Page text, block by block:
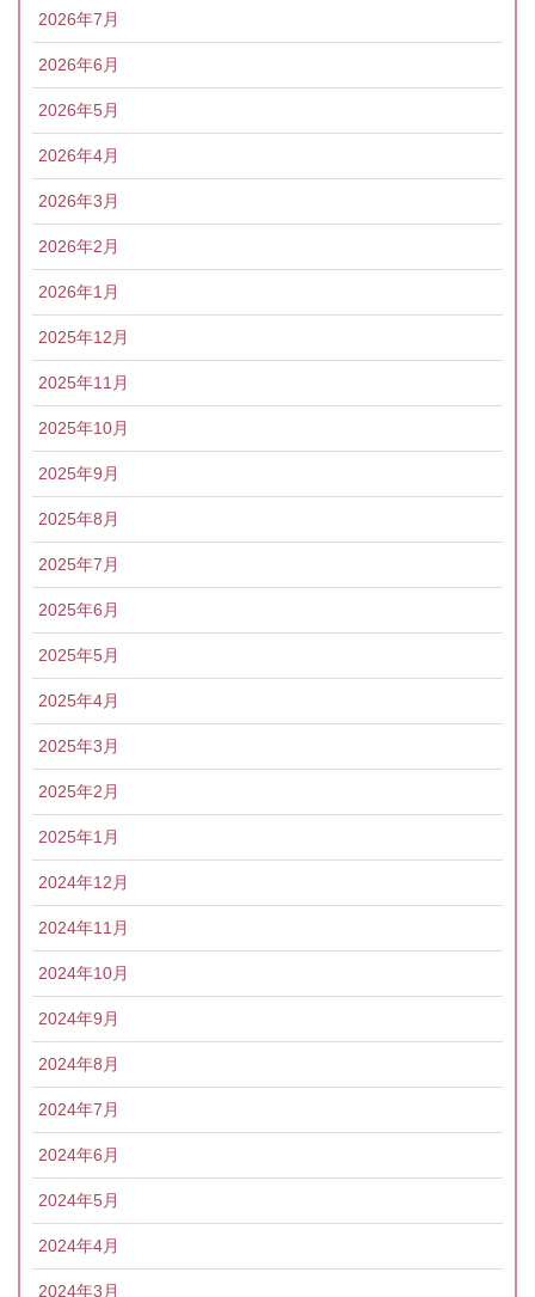
2026年7月
2026年6月
2026年5月
2026年4月
2026年3月
2026年2月
2026年1月
2025年12月
2025年11月
2025年10月
2025年9月
2025年8月
2025年7月
2025年6月
2025年5月
2025年4月
2025年3月
2025年2月
2025年1月
2024年12月
2024年11月
2024年10月
2024年9月
2024年8月
2024年7月
2024年6月
2024年5月
2024年4月
2024年3月